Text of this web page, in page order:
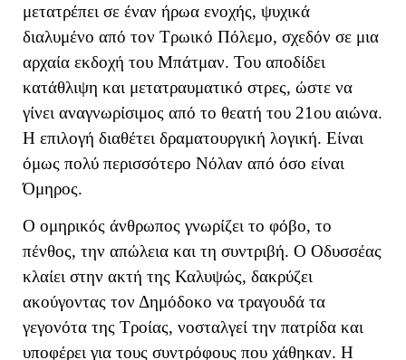
μετατρέπει σε έναν ήρωα ενοχής, ψυχικά
διαλυμένο από τον Τρωικό Πόλεμο, σχεδόν σε μια
αρχαία εκδοχή του Μπάτμαν. Του αποδίδει
κατάθλιψη και μετατραυματικό στρες, ώστε να
γίνει αναγνωρίσιμος από το θεατή του 21ου αιώνα.
Η επιλογή διαθέτει δραματουργική λογική. Είναι
όμως πολύ περισσότερο Νόλαν από όσο είναι
Όμηρος.
Ο ομηρικός άνθρωπος γνωρίζει το φόβο, το
πένθος, την απώλεια και τη συντριβή. Ο Οδυσσέας
κλαίει στην ακτή της Καλυψώς, δακρύζει
ακούγοντας τον Δημόδοκο να τραγουδά τα
γεγονότα της Τροίας, νοσταλγεί την πατρίδα και
υποφέρει για τους συντρόφους που χάθηκαν. Η